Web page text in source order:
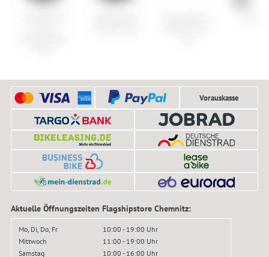
Vorauskasse
Aktuelle Öffnungszeiten Flagshipstore Chemnitz:
Mo, Di, Do, Fr
10:00 - 19:00 Uhr
Mittwoch
11:00 - 19:00 Uhr
Samstag
10:00 - 16:00 Uhr